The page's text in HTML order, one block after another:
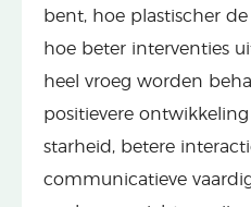
bent, hoe plastischer
hoe beter interventies
heel vroeg worden
positievere
starheid, betere
communicatieve